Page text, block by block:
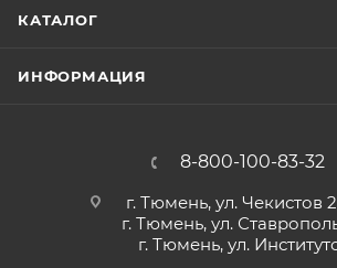
КАТАЛОГ
ИНФОРМАЦИЯ
8-800-100-83-32
г. Тюмень, ул. Чекистов
г. Тюмень, ул.
г. Тюмень, ул.